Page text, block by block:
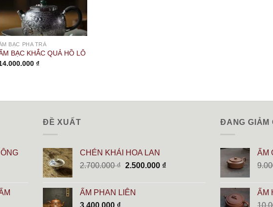
BẠC PHA TRÀ
BẠC KHẮC QUẢ HỒ LÔ
₫
ĐỀ XUẤT
CHÉN KHẢI HOA LAN
2.700.000₫ Giá
2.700.000 ₫.
2.500.000 ₫Giá
ẤM PHAN LIÊN
3.400.000 ₫
ĐANG GIẢM
ẤM
ẤM